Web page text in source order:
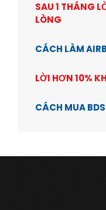
SAU 1 THÁNG
LÒNG
CÁCH LÀM
LỜI HƠN 10%
CÁCH MUA